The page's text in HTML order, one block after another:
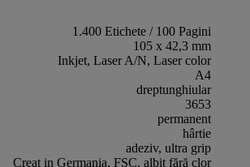
1.400 Etichete / 100 Pagini
105 x 42,3 mm
Inkjet, Laser A/N, Laser color
A4
dreptunghiular
3653
permanent
hârtie
adeziv, ultra grip
Creat in Germania, FSC, albit fără clor